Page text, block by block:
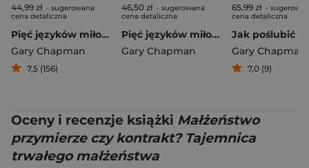
44,99 zł - sugerowana
cena detaliczna
Pięć języków miłości
Gary Chapman
7,5 (156)
46,50 zł - sugerowana
cena detaliczna
Pięć języków miłości
Gary Chapman
65,99 zł -
cena detaliczna
Gary Chapman
7,0 (9)
Oceny i recenzje książki Małżeństwo
przymierze czy kontrakt? Tajemnica
trwałego małżeństwa